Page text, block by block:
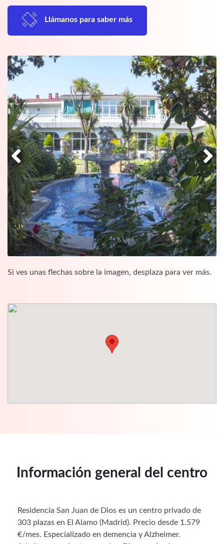
Llámanos para saber más
Si ves unas flechas sobre la imagen, desplaza para ver más.
Información general del centro
Residencia San Juan de Dios es un centro privado de
303 plazas en El Alamo (Madrid). Precio desde 1.579
€/mes. Especializado en demencia y Alzheimer.